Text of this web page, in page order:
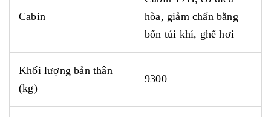
Cabin
hòa, giảm chấn bằng
bốn túi khí, ghế hơi
Khối lượng bản thân
(kg)
9300